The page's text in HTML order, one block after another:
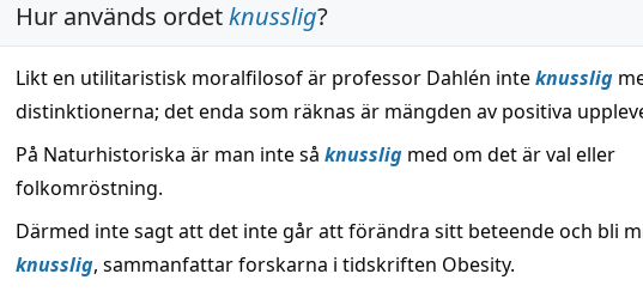
Hur används ordetknusslig?
Likt en utilitaristisk moralfilosof är professor Dahlén inteknusslig
distinktionerna; det enda som räknas är mängden av positiva
På Naturhistoriska är man inte så knusslig med om det är val eller
folkomröstning.
Därmed inte sagt att det inte går att förändra sitt beteende och bli
knusslig, sammanfattar forskarna i tidskriften Obesity.